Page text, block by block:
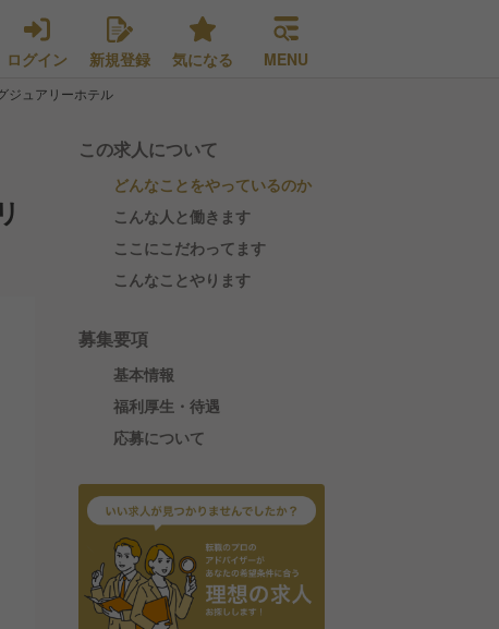
ログイン 新規登録 気になる MENU
ジュアリーホテル
この求人について
どんなことをやっているのか
こんな人と働きます
ここにこだわってます
こんなことやります
募集要項
基本情報
福利厚生・待遇
応募について